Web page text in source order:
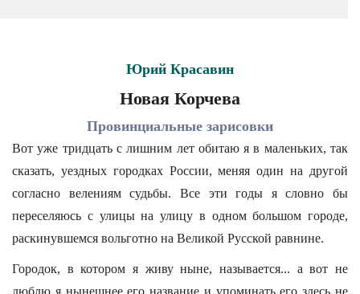
Юрий Красавин
Новая Корчева
Провинциальные зарисовки
Вот уже тридцать с лишним лет обитаю я в маленьких, так
сказать, уездных городках России, меняя один на другой
согласно велениям судьбы. Все эти годы я словно бы
переселяюсь с улицы на улицу в одном большом городе,
раскинувшемся вольготно на Великой Русской равнине.
Городок, в котором я живу ныне, называется... а вот не
люблю я нынешнее его название и упоминать его здесь не